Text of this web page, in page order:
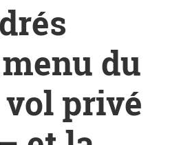
du
privé